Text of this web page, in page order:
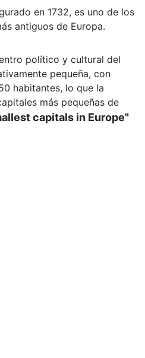
en 1732, es uno de los
antiguos de Europa.
político y cultural del
pequeña, con
habitantes, lo que la
más pequeñas de
capitals in Europe"